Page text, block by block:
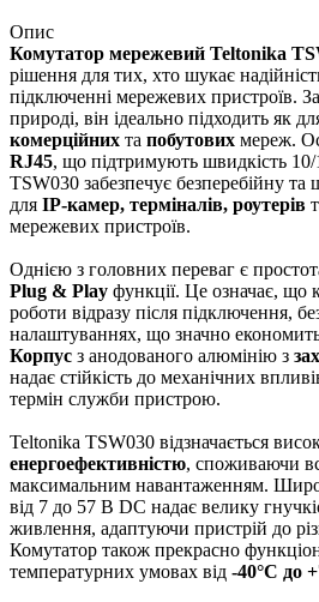
Опис
Комутатор мережевий Teltonika
рішення для тих, хто шукає
підключенні мережевих пристроїв.
природі, він ідеально підходить як
комерційних та побутових мереж.
RJ45, що підтримують швидкість
TSW030 забезпечує безперебійну
для IP-камер, терміналів, роутерів
мережевих пристроїв.
Однією з головних переваг є
Plug & Play функції. Це означає, що
роботи відразу після підключення,
налаштуваннях, що значно
Корпус з анодованого алюмінію з
надає стійкість до механічних
термін служби пристрою.
Teltonika TSW030 відзначається
енергоефективністю, споживаючи
максимальним навантаженням.
від 7 до 57 В DC надає велику
живлення, адаптуючи пристрій до
Комутатор також прекрасно
температурних умовах від -40°C до